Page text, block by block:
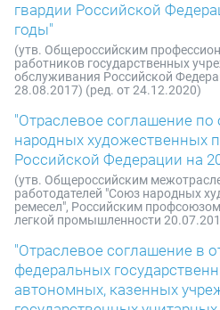
гвардии Российской
годы"
(утв. Общероссийским
работников государственных
обслуживания Российской
28.08.2017) (ред. от 24.12.2020)
"Отраслевое соглашение по
народных художественных
Российской Федерации на
(утв. Общероссийским
работодателей "Союз народных
ремесел", Российским
легкой промышленности
"Отраслевое соглашение в
федеральных
автономных, казенных